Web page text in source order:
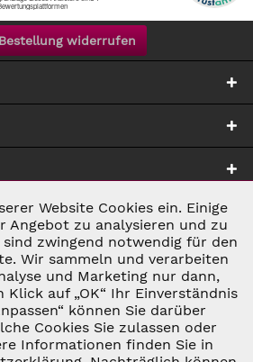
widerrufen
GESETZL. UMSATZSTEUER ZZGL.
NACHNAHMEGEBÜHREN, WENN NICHT
Aktiv
Inaktiv
Inaktiv
Website Cookies ein. Einige
Angebot zu analysieren und zu
sind zwingend notwendig für den
Wir sammeln und verarbeiten
und Marketing nur dann,
Klick auf „OK“ Ihr Einverständnis
können Sie darüber
Cookies Sie zulassen oder
Informationen finden Sie in